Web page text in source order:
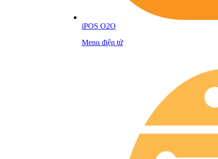
iPOS O2O
Menu điện tử